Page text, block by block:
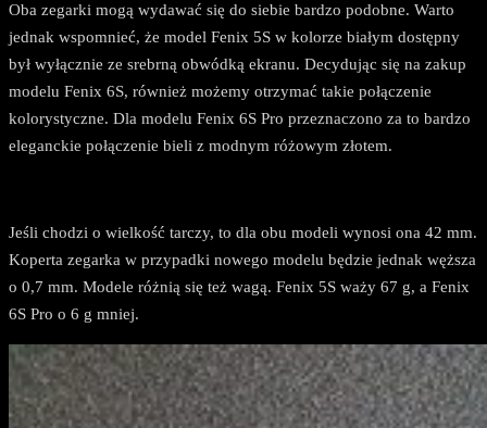
Oba zegarki mogą wydawać się do siebie bardzo podobne. Warto
jednak wspomnieć, że model Fenix 5S w kolorze białym dostępny
był wyłącznie ze srebrną obwódką ekranu. Decydując się na zakup
modelu Fenix 6S, również możemy otrzymać takie połączenie
kolorystyczne. Dla modelu Fenix 6S Pro przeznaczono za to bardzo
eleganckie połączenie bieli z modnym różowym złotem.
Jeśli chodzi o wielkość tarczy, to dla obu modeli wynosi ona 42 mm.
Koperta zegarka w przypadki nowego modelu będzie jednak węższa
o 0,7 mm. Modele różnią się też wagą. Fenix 5S waży 67 g, a Fenix
6S Pro o 6 g mniej.